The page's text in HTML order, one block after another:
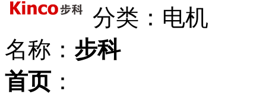
分类：电机
名称： 步科
首页 ：